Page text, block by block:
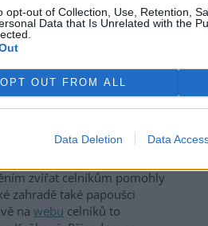
opt-out of Collection, Use, Retention,
Data that Is Unrelated with the
OPT OUT FROM ALL
Data Deletion Data
zajistili stovku
odhalili gang překupníků
v několika krajích a zajistili
zvířat celníkům pomohly
zahradě také papoušci
na webu celníků to